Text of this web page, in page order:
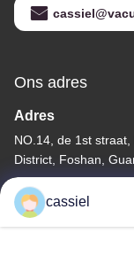
Ons adres
Adres
NO.14, de 1st
District, Foshan,
Telefoon
86-139-2915-0962
cassiel